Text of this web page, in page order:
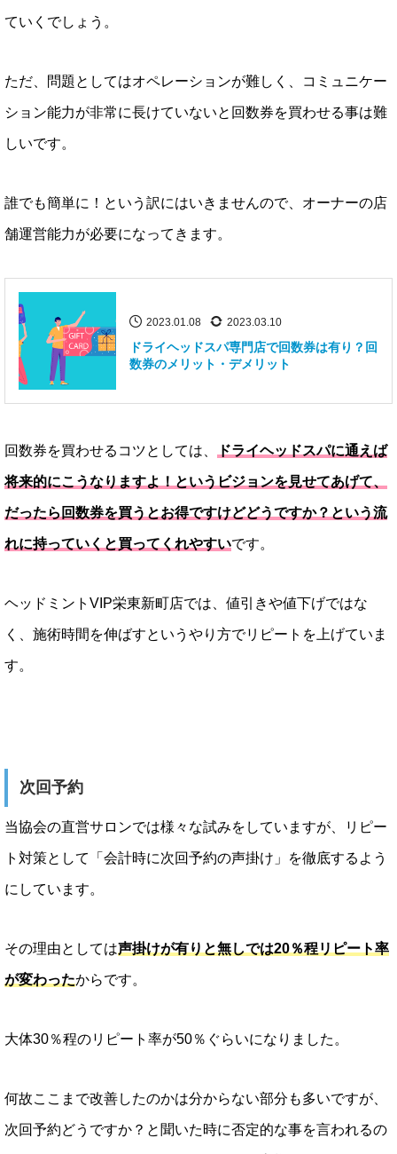
ていくでしょう。
ただ、問題としてはオペレーションが難しく、コミュニケー
ション能力が非常に長けていないと回数券を買わせる事は難
しいです。
誰でも簡単に！という訳にはいきませんので、オーナーの店
舗運営能力が必要になってきます。
2023.01.08 2023.03.10
ドライヘッドスパ専門店で回数券は有り？回
数券のメリット・デメリット
回数券を買わせるコツとしては、 ドライヘッドスパに通えば
将来的にこうなりますよ！というビジョンを見せてあげて、
だったら回数券を買うとお得ですけどどうですか？という流
れに持っていくと買ってくれやすいです。
ヘッドミントVIP栄東新町店では、値引きや値下げではな
く、施術時間を伸ばすというやり方でリピートを上げていま
す。
次回予約
当協会の直営サロンでは様々な試みをしていますが、リピー
ト対策として「会計時に次回予約の声掛け」を徹底するよう
にしています。
その理由としては声掛けが有りと無しでは20％程リピート率
が変わったからです。
大体30％程のリピート率が50％ぐらいになりました。
何故ここまで改善したのかは分からない部分も多いですが、
次回予約どうですか？と聞いた時に否定的な事を言われるの